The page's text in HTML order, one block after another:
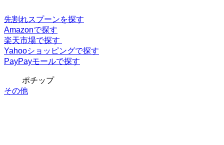
先割れスプーンを探す
Amazonで探す
楽天市場で探す
Yahooショッピングで探す
PayPayモールで探す
ポチップ
その他